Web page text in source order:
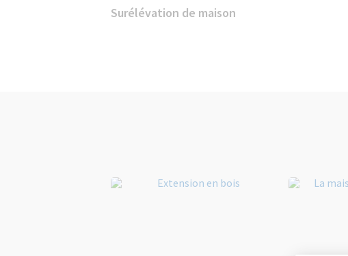
Surélévation de maison